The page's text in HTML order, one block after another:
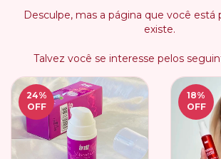
Desculpe, mas a página que você está
existe.
Talvez você se interesse pelos
24%
OFF
18%
OFF